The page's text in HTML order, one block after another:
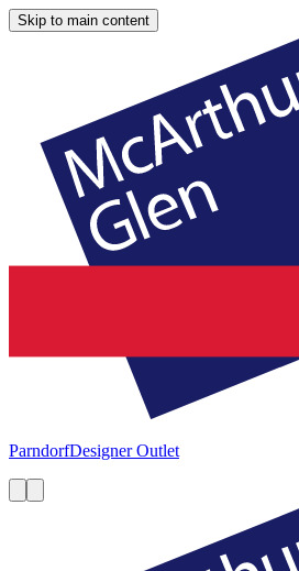
Skip to main content
ParndorfDesigner Outlet